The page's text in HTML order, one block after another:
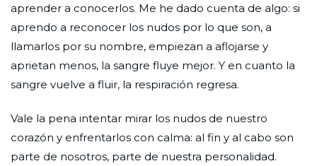
aprender a conocerlos. Me he dado cuenta de algo: si
aprendo a reconocer los nudos por lo que son, a
llamarlos por su nombre, empiezan a aflojarse y
aprietan menos, la sangre fluye mejor. Y en cuanto la
sangre vuelve a fluir, la respiración regresa.
Vale la pena intentar mirar los nudos de nuestro
corazón y enfrentarlos con calma: al fin y al cabo son
parte de nosotros, parte de nuestra personalidad.